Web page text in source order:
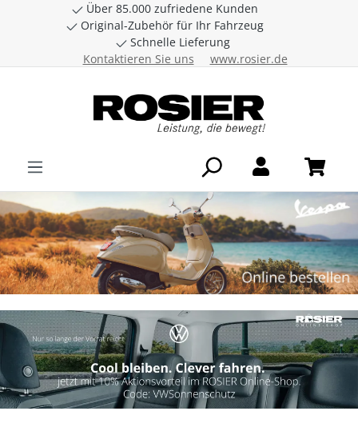
Zum Hauptinhalt springen
Über 85.000 zufriedene Kunden
Original-Zubehör für Ihr Fahrzeug
Schnelle Lieferung
Kontaktieren Sie uns
www.rosier.de